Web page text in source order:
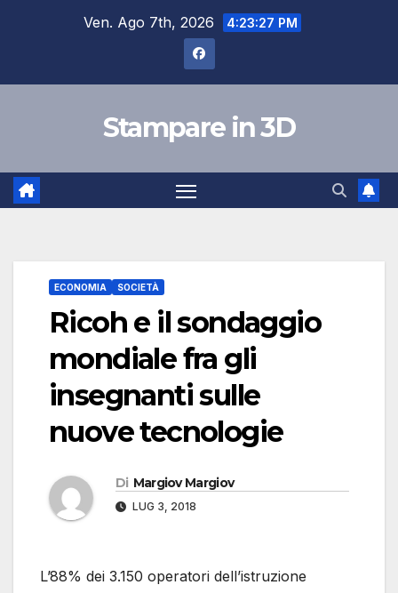
Ven. Ago 7th, 2026 4:23:27 PM
Stampare in 3D
ECONOMIA SOCIETÀ
Ricoh e il sondaggio
mondiale fra gli
insegnanti sulle
nuove tecnologie
Di Margiov Margiov
LUG 3, 2018
L’88% dei 3.150 operatori dell’istruzione